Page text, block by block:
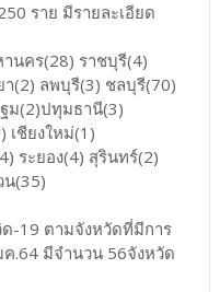
ราย มีรายละเอียด
นคร(28) ราชบุรี(4)
(2) ลพบุรี(3) ชลบุรี(70)
ม(2)ปทุมธานี(3)
เชียงใหม่(1)
ระยอง(4) สุรินทร์(2)
น(35)
-19 ตามจังหวัดที่มีการ
.64 มีจำนวน 56จังหวัด